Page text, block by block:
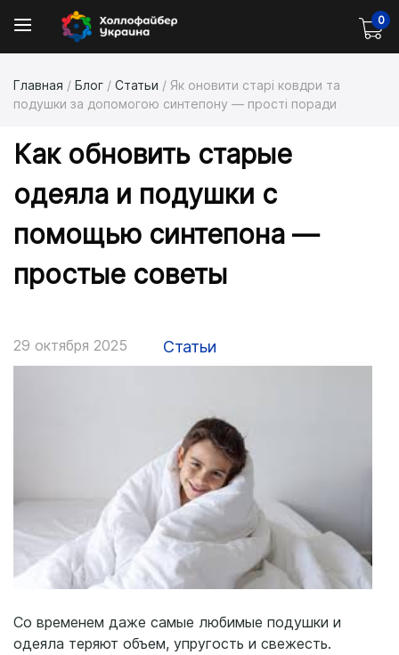
0
Главная / Блог / Статьи / Як оновити старі ковдри та
подушки за допомогою синтепону — прості поради
Как обновить старые
одеяла и подушки с
помощью синтепона —
простые советы
29 октября 2025 Статьи
Со временем даже самые любимые подушки и
одеяла теряют объем, упругость и свежесть.